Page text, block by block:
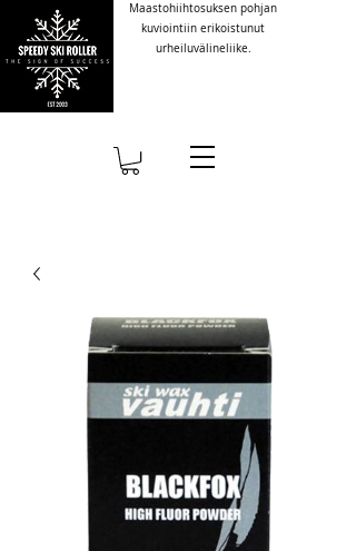
Maastohiihtosuksen pohjan
kuviointiin erikoistunut
urheiluvälineliike.